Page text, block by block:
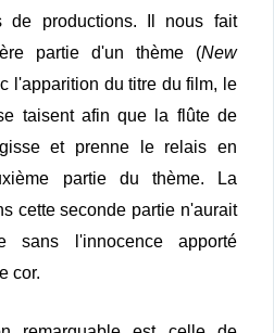
de productions. Il nous fait
partie d'un thème (New
l'apparition du titre du film, le
taisent afin que la flûte de
et prenne le relais en
partie du thème. La
cette seconde partie n'aurait
sans l'innocence apporté
cor.